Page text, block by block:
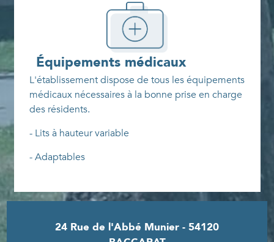
- d'une IPA (Infirmière en pratique avancée)
- d'une infirmière hygiéniste
- d'infirmiers(ères) (Diplôme universitaire Soins
plaie cicatrisation ; Diplôme interuniversitaire
palliatifs, accompagnement, douleur)
- d'aides-soignant(es) et accompagnantes
Dans le cadre de la prise en charge
Équipements médicaux
L'établissement dispose de tous les équipements
médicaux nécessaires à la bonne prise en charge
des résidents.
- Lits à hauteur variable
- Adaptables
- Verticalisateur
- Fauteuils médicalisés
24 Rue de l'Abbé Munier - 54120